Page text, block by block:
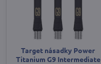
Target násadky Power
Titanium G9 Intermediate